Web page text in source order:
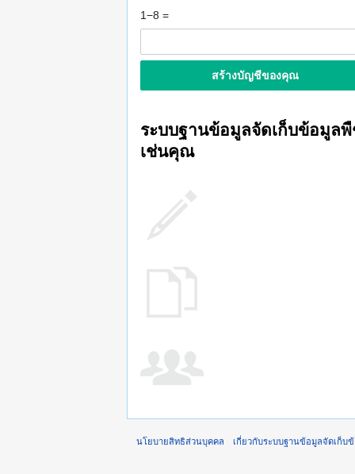
1−8 =
ระบบฐานข้อมูลจัดเก็บข้อมูล
เช่นคุณ
นโยบายสิทธิส่วนบุคคล เกี่ยวกับระบบฐานข้อมูลจัดเก็บ